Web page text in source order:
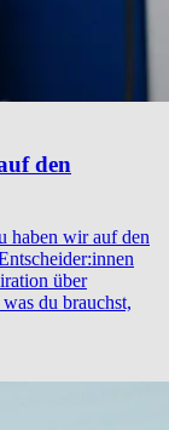
den
haben wir auf den
über
du brauchst,